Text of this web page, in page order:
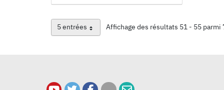
5 entréesPar page Affichage des résultats 51 - 55 parmi